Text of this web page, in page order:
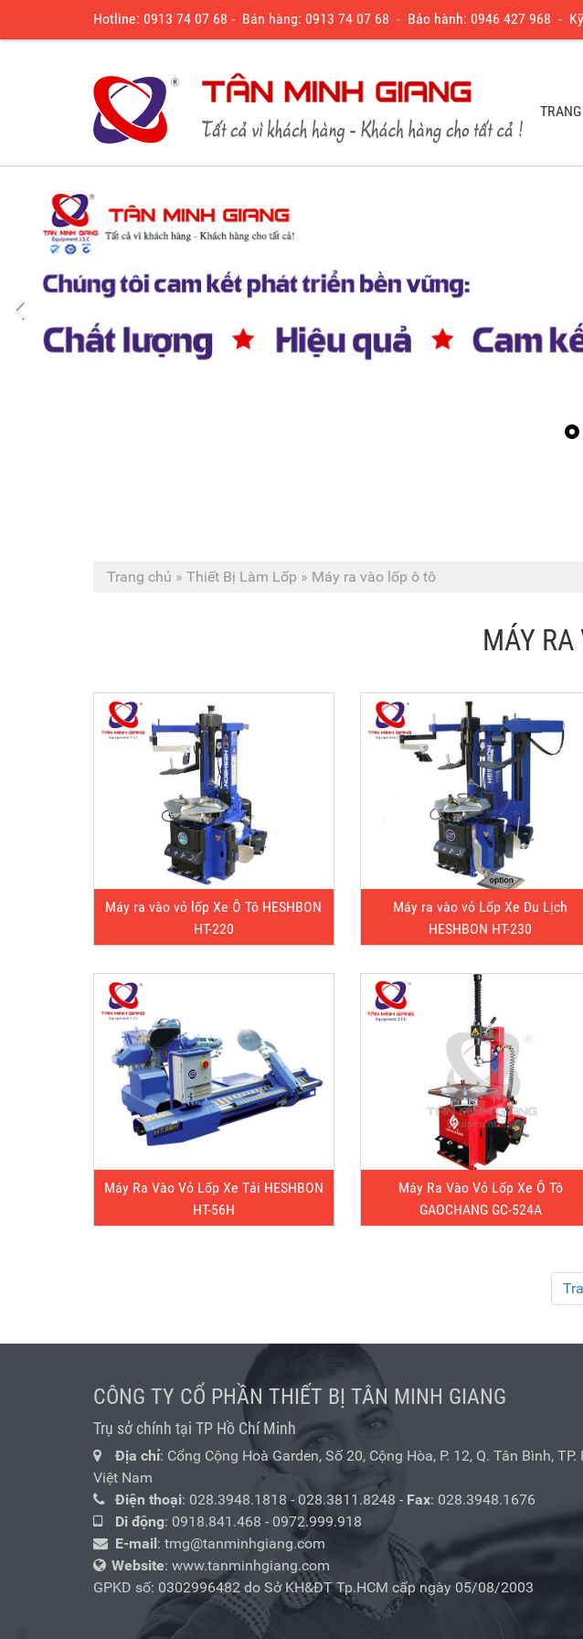
Hotline: 0913 74 07 68 - Bán hàng: 0913 74 07 68 - Bảo hành: 0946 427 968 -
Trang chủ » Thiết Bị Làm Lốp » Máy ra vào lốp ô tô
MÁY RA
Máy ra vào vỏ lốp Xe Ô Tô HESHBON
HT-220
Máy ra vào vỏ Lốp Xe Du Lịch
HESHBON HT-230
Máy Ra Vào Vỏ Lốp Xe Tải HESHBON
HT-56H
Máy Ra Vào Vỏ Lốp Xe Ô Tô
GAOCHANG GC-524A
CÔNG TY CỔ PHẦN THIẾT BỊ TÂN MINH GIANG
Trụ sở chính tại TP Hồ Chí Minh
Địa chỉ: Cổng Cộng Hoà Garden, Số 20, Cộng Hòa, P. 12, Q. Tân Bình,
Việt Nam
Điện thoại: 028.3948.1818- 028.3811.8248 - Fax: 028.3948.1676
Di động: 0918.841.468 - 0972.999.918
E-mail: tmg@tanminhgiang.com
Website: www.tanminhgiang.com
GPKD số: 0302996482 do Sở KH&ĐT Tp.HCM cấp ngày 05/08/2003